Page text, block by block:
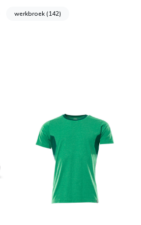
werkbroek(142)